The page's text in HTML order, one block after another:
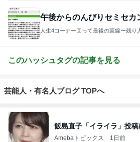
午後からのんびりセミセカ
人生4コーナー回って最後の直線〜残り
このハッシュタグの記事を見る
芸能人・有名人ブログ TOPへ
飯島直子「イライラ」投
Amebaトピックス 1日前